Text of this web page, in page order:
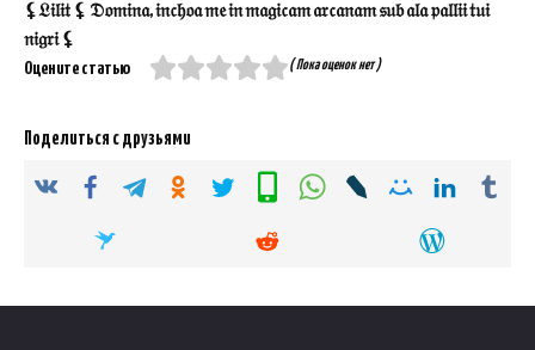
⚸𝔏𝔦𝔩𝔦𝔱 ⚸ 𝔇𝔬𝔪𝔦𝔫𝔞, 𝔦𝔫𝔠𝔥𝔬𝔞 𝔪𝔢 𝔦𝔫 𝔪𝔞𝔤𝔦𝔠𝔞𝔪 𝔞𝔯𝔠𝔞𝔫𝔞𝔪 𝔰𝔲𝔟 𝔞𝔩𝔞 𝔭𝔞𝔩𝔩𝔦𝔦 𝔱𝔲𝔦
𝔫𝔦𝔤𝔯𝔦 ⚸
Оцените статью
( Пока оценок нет )
Поделиться с друзьями